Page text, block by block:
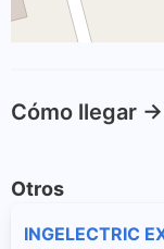
Cómo llegar ->
Otros
INGELECTRIC